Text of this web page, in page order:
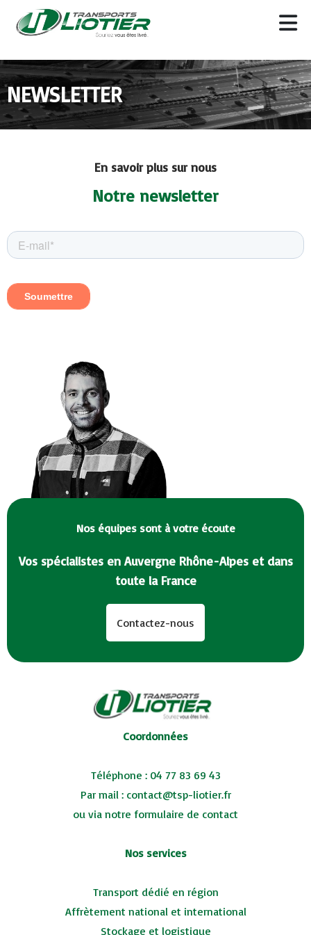
NEWSLETTER
En savoir plus sur nous
Notre newsletter
Nos équipes sont à votre écoute
Vos spécialistes en Auvergne Rhône-Alpes et dans
toute la France
Contactez-nous
Coordonnées
Téléphone : 04 77 83 69 43
Par mail : contact@tsp-liotier.fr
ou via notre formulaire de contact
Nos services
Transport dédié en région
Affrètement national et international
Stockage et logistique